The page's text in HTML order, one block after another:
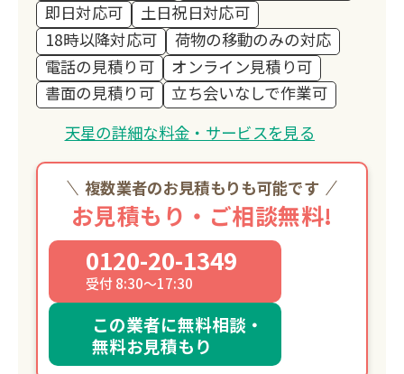
即日対応可
土日祝日対応可
18時以降対応可
荷物の移動のみの対応
電話の見積り可
オンライン見積り可
書面の見積り可
立ち会いなしで作業可
天星の詳細な料金・サービスを見る
複数業者のお見積もりも可能です
お見積もり・ご相談無料!
0120-20-1349
受付 8:30～17:30
この業者に無料相談・
無料お見積もり